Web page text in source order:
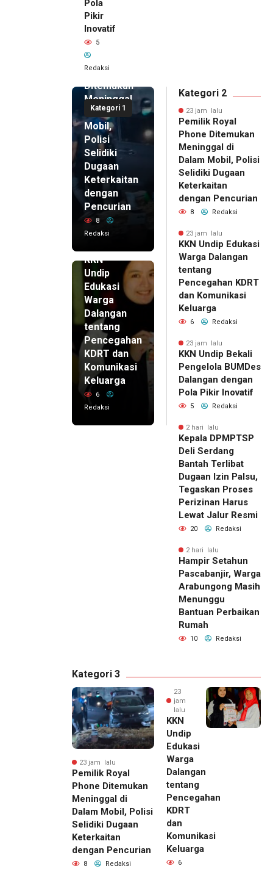
Pola
Pikir
Inovatif
5
Redaksi
Kategori 1
23 jam lalu
Pemilik
Royal
Phone
Ditemukan
Meninggal
di Dalam
Mobil,
Polisi
Selidiki
Dugaan
Keterkaitan
dengan
Pencurian
8
Redaksi
KKN
Undip
Edukasi
Warga
Dalangan
tentang
Pencegahan
KDRT dan
Komunikasi
Keluarga
6
Redaksi
Kategori 2
23 jam lalu
Pemilik Royal
Phone Ditemukan
Meninggal di
Dalam Mobil, Polisi
Selidiki Dugaan
Keterkaitan
dengan Pencurian
8 Redaksi
23 jam lalu
KKN Undip Edukasi
Warga Dalangan
tentang
Pencegahan KDRT
dan Komunikasi
Keluarga
6 Redaksi
23 jam lalu
KKN Undip Bekali
Pengelola BUMDes
Dalangan dengan
Pola Pikir Inovatif
5 Redaksi
2 hari lalu
Kepala DPMPTSP
Deli Serdang
Bantah Terlibat
Dugaan Izin Palsu,
Tegaskan Proses
Perizinan Harus
Lewat Jalur Resmi
20 Redaksi
2 hari lalu
Hampir Setahun
Pascabanjir, Warga
Arabungong Masih
Menunggu
Bantuan Perbaikan
Rumah
10 Redaksi
Kategori 3
23 jam lalu
Pemilik Royal
Phone Ditemukan
Meninggal di
Dalam Mobil, Polisi
Selidiki Dugaan
Keterkaitan
dengan Pencurian
8 Redaksi
23
jam
lalu
KKN
Undip
Edukasi
Warga
Dalangan
tentang
Pencegahan
KDRT
dan
Komunikasi
Keluarga
6